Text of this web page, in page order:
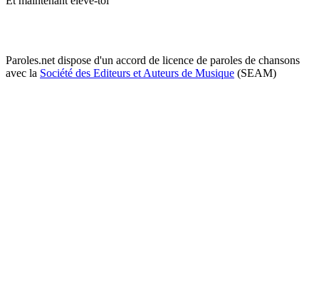
Paroles.net dispose d'un accord de licence de paroles de chansons
avec la Société des Editeurs et Auteurs de Musique (SEAM)